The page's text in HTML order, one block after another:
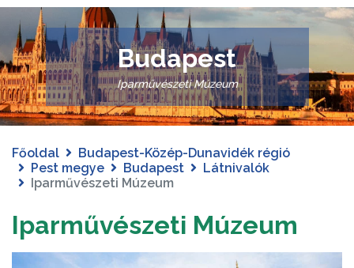
Budapest
Iparművészeti Múzeum
Főoldal
Budapest-Közép-Dunavidék régió
Pest megye
Budapest
Látnivalók
Iparművészeti Múzeum
Iparművészeti Múzeum